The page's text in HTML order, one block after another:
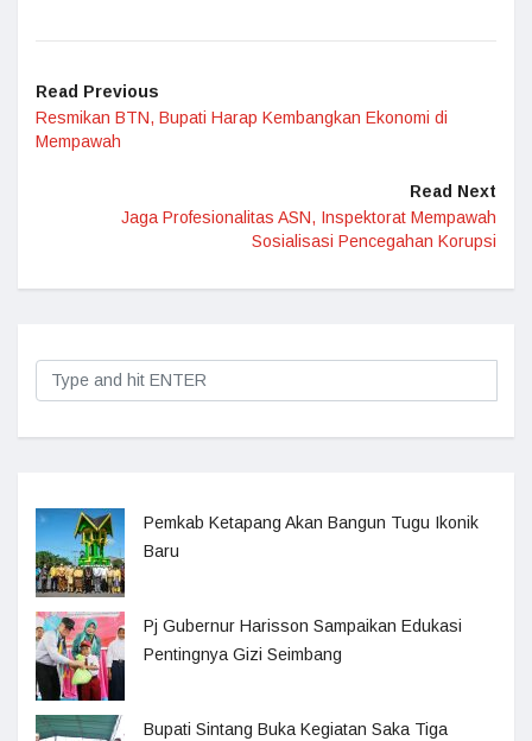
Read Previous
Resmikan BTN, Bupati Harap Kembangkan Ekonomi di
Mempawah
Read Next
Jaga Profesionalitas ASN, Inspektorat Mempawah
Sosialisasi Pencegahan Korupsi
Pemkab Ketapang Akan Bangun Tugu Ikonik
Baru
Pj Gubernur Harisson Sampaikan Edukasi
Pentingnya Gizi Seimbang
Bupati Sintang Buka Kegiatan Saka Tiga